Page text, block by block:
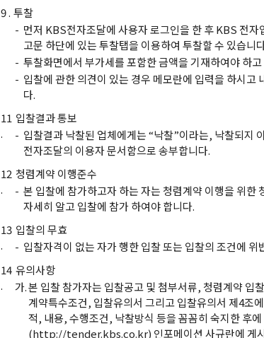
9 . 투찰
- 먼저 KBS전자조달에 사용자 로그인을 한 후 KBS 전
고문 하단에 있는 투찰탭을 이용하여 투찰할 수 있습니
- 투찰화면에서 부가세를 포함한 금액을 기재하여야 하
- 입찰에 관한 의견이 있는 경우 메모란에 입력을 하시고
다.
11
.
입찰결과 통보
- 입찰결과 낙찰된 업체에게는 “낙찰”이라는, 낙찰되지
전자조달의 이용자 문서함으로 송부합니다.
12
.
청렴계약 이행준수
- 본 입찰에 참가하고자 하는 자는 청렴계약 이행을 위
자세히 알고 입찰에 참가 하여야 합니다.
13
.
입찰의 무효
- 입찰자격이 없는 자가 행한 입찰 또는 입찰의 조건에 위
14
.
유의사항
가.본 입찰 참가자는 입찰공고 및 첨부서류, 청렴계약
계약특수조건, 입찰유의서 그리고 입찰유의서 제4조
적, 내용, 수행조건, 낙찰방식 등을 꼼꼼히 숙지한 후
(http://tender.kbs.co.kr) 인포메이션 사규란에 게시